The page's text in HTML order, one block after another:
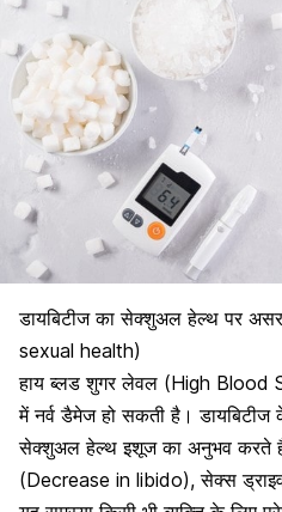
डायबिटीज का सेक्शुअल हेल्थ पर
sexual health)
हाय ब्लड शुगर लेवल (High Blood
में नर्व डैमेज हो सकती है।
सेक्शुअल हेल्थ इशूज का अनुभव करते
(Decrease in libido), सेक्स